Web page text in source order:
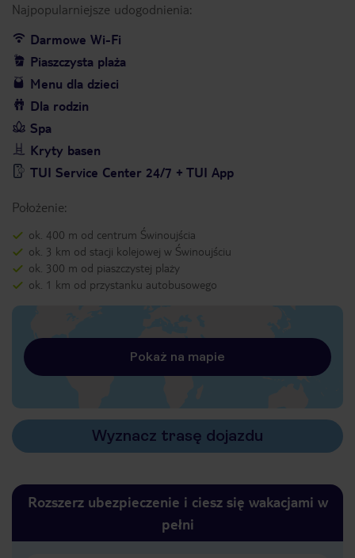
Najpopularniejsze udogodnienia:
Darmowe Wi-Fi
Piaszczysta plaża
Menu dla dzieci
Dla rodzin
Spa
Kryty basen
TUI Service Center 24/7 + TUI App
Położenie:
ok. 400 m od centrum Świnoujścia
ok. 3 km od stacji kolejowej w Świnoujściu
ok. 300 m od piaszczystej plaży
ok. 1 km od przystanku autobusowego
Pokaż na mapie
Wyznacz trasę dojazdu
Rozszerz ubezpieczenie i ciesz się wakacjami w
pełni